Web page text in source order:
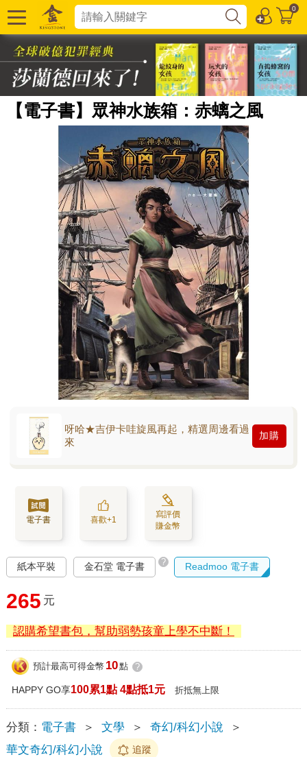
0
【電子書】眾神水族箱：赤螭之風
呀哈★吉伊卡哇旋風再起，精選周邊看過
來
加購
電子書 喜歡+1
寫評價
賺金幣
紙本平裝 金石堂 電子書 ? Readmoo 電子書
265 元
認購希望書包，幫助弱勢孩童上學不中斷！
預計最高可得金幣 10點 ?
HAPPY GO享100累1點 4點抵1元 折抵無上限
分類： 電子書 ＞ 文學 ＞ 奇幻/科幻小說
＞
華文奇幻/科幻小說
追蹤